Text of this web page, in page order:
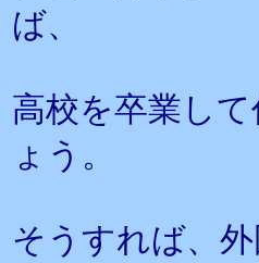
ば、
高校を卒業し
ょう。
そうすれば、